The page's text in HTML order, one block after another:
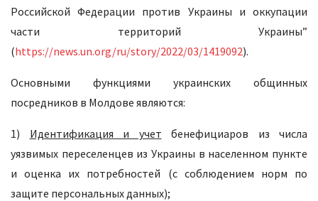
Российской Федерации против Украины и оккупации
части территорий Украины”
(https://news.un.org/ru/story/2022/03/1419092).
Основными функциями украинских общинных
посредников в Молдове являются:
1) Идентификация и учет бенефициаров из числа
уязвимых переселенцев из Украины в населенном пункте
и оценка их потребностей (с соблюдением норм по
защите персональных данных);